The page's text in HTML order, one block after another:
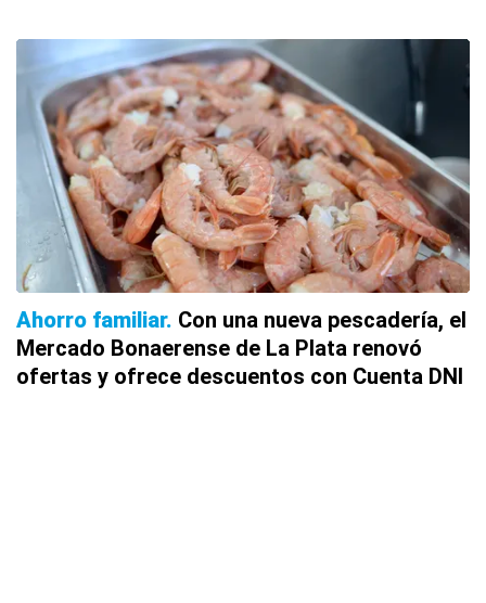
Ahorro familiar Con una nueva pescadería, el
Mercado Bonaerense de La Plata renovó
ofertas y ofrece descuentos con Cuenta DNI